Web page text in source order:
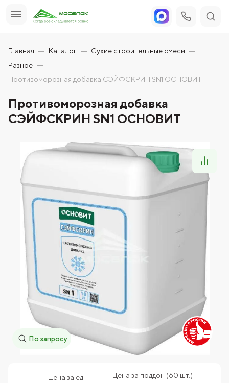
Главная Каталог
Сухие строительные смеси
Разное
Противоморозная добавка СЭЙФСКРИН SN1 ОСНОВИТ
Противоморозная добавка
СЭЙФСКРИН SN1 ОСНОВИТ
По запросу
Цена за ед. Цена за поддон (60 шт.)